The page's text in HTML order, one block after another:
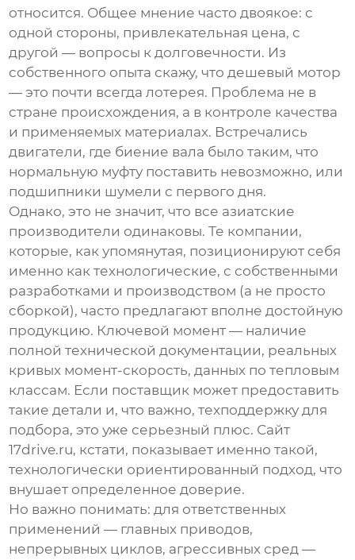
относится. Общее мнение часто двоякое: с
одной стороны, привлекательная цена, с
другой — вопросы к долговечности. Из
собственного опыта скажу, что дешевый мотор
— это почти всегда лотерея. Проблема не в
стране происхождения, а в контроле качества
и применяемых материалах. Встречались
двигатели, где биение вала было таким, что
нормальную муфту поставить невозможно, или
подшипники шумели с первого дня.
Однако, это не значит, что все азиатские
производители одинаковы. Те компании,
которые, как упомянутая, позиционируют себя
именно как технологические, с собственными
разработками и производством (а не просто
сборкой), часто предлагают вполне достойную
продукцию. Ключевой момент — наличие
полной технической документации, реальных
кривых момент-скорость, данных по тепловым
классам. Если поставщик может предоставить
такие детали и, что важно, техподдержку для
подбора, это уже серьезный плюс. Сайт
17drive.ru, кстати, показывает именно такой,
технологически ориентированный подход, что
внушает определенное доверие.
Но важно понимать: для ответственных
применений — главных приводов,
непрерывных циклов, агрессивных сред —